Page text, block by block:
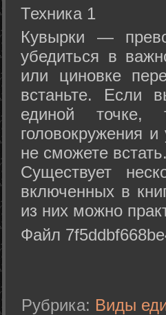
Техника 1
Кувырки —
убедиться в
или циновке
встаньте. Если
единой точке,
головокружения
не сможете встать.
Существует
включенных в
из них можно
Файл
Рубрика: Виды